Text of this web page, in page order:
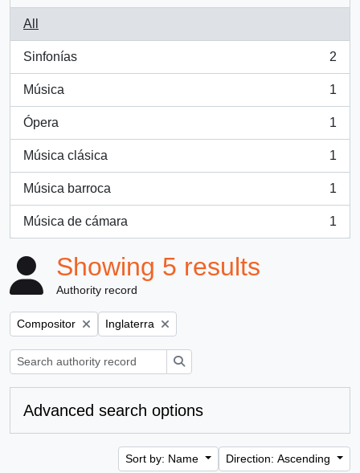
All
Sinfonías
, 2 results
2
Música
, 1 results
1
Ópera
, 1 results
1
Música clásica
, 1 results
1
Música barroca
, 1 results
1
Música de cámara
, 1 results
1
Showing 5 results
Authority record
Remove filter:
Compositor Remove filter:
Inglaterra
Advanced search options
Sort by: Name Direction: Ascending